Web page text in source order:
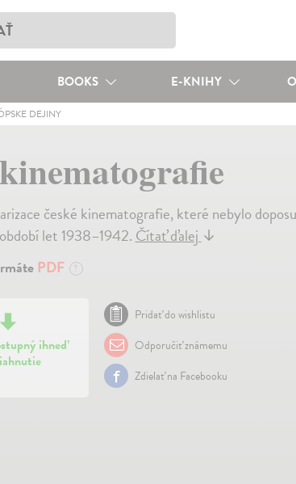
BOOKS E-KNIHY
DEJINY
české kinematografie, které nebylo
let 1938–1942.Čítať ďalej↓
PDF ?
ihneď
Pridať do wishlistu
Odporučiť známemu
Zdielať na Facebooku